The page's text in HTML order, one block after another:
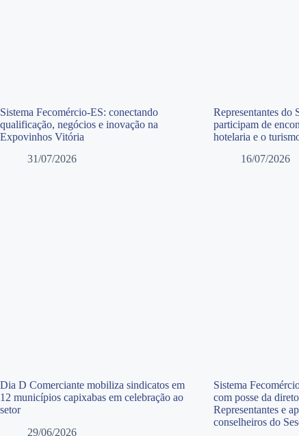
Sistema Fecomércio-ES: conectando
qualificação, negócios e inovação na
Expovinhos Vitória
31/07/2026
Representantes do
participam de
hotelaria e o
16/07/2026
Dia D Comerciante mobiliza sindicatos em
12 municípios capixabas em celebração ao
setor
29/06/2026
Sistema
com posse da
Representantes e
conselheiros do